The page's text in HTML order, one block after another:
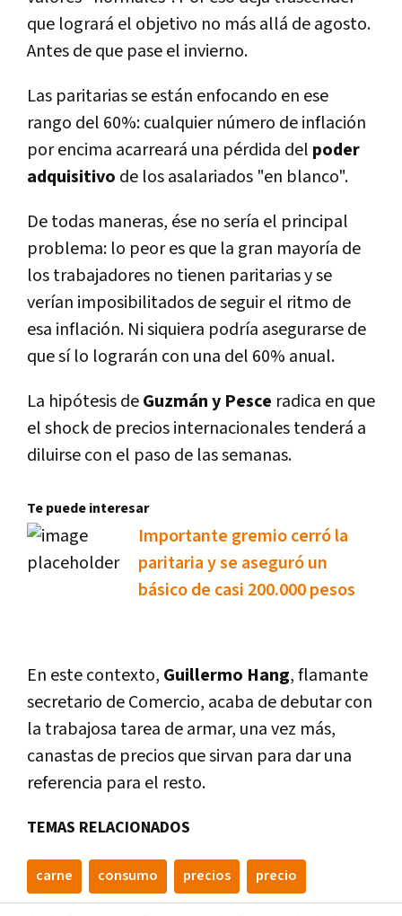
que logrará el objetivo no más allá de agosto.
Antes de que pase el invierno.
Las paritarias se están enfocando en ese
rango del 60%: cualquier número de inflación
por encima acarreará una pérdida del poder
adquisitivo de los asalariados "en blanco".
De todas maneras, ése no sería el principal
problema: lo peor es que la gran mayoría de
los trabajadores no tienen paritarias y se
verían imposibilitados de seguir el ritmo de
esa inflación. Ni siquiera podría asegurarse de
que sí lo lograrán con una del 60% anual.
La hipótesis deGuzmán y Pesce radica en que
el shock de precios internacionales tenderá a
diluirse con el paso de las semanas.
Te puede interesar
Importante gremio cerró la
paritaria y se aseguró un
básico de casi 200.000 pesos
En este contexto, Guillermo Hang, flamante
secretario de Comercio, acaba de debutar con
la trabajosa tarea de armar, una vez más,
canastas de precios que sirvan para dar una
referencia para el resto.
TEMAS RELACIONADOS
carne consumo precios precio